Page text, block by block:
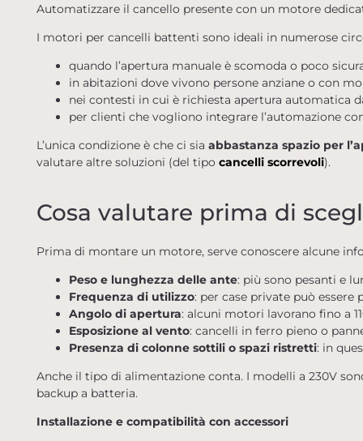
Automatizzare il cancello presente con un motore
I motori per cancelli battenti sono ideali in numerose
quando l’apertura manuale è scomoda o poco
in abitazioni dove vivono persone anziane o con
nei contesti in cui è richiesta apertura automatica
per clienti che vogliono integrare l’automazione
L’unica condizione è che ci sia abbastanza spazio per
valutare altre soluzioni (del tipo cancelli scorrevoli).
Cosa valutare prima di
Prima di montare un motore, serve conoscere alcune
Peso e lunghezza delle ante: più sono pesanti e
Frequenza di utilizzo: per case private può
Angolo di apertura: alcuni motori lavorano fino a
Esposizione al vento: cancelli in ferro pieno o
Presenza di colonne sottili o spazi ristretti: in
Anche il tipo di alimentazione conta. I modelli a 230V
backup a batteria.
Installazione e compatibilità con accessori